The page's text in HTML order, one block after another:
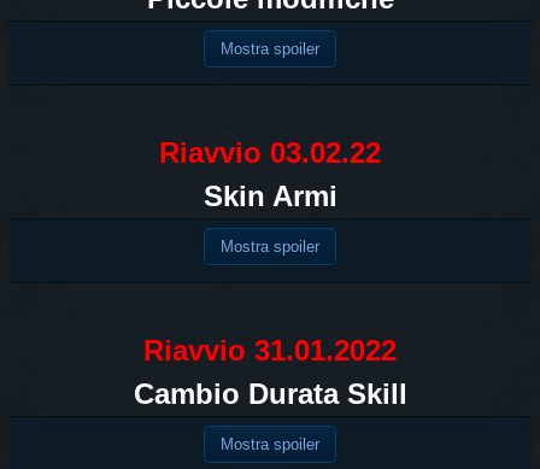
Mostra spoiler
Riavvio 03.02.22
Skin Armi
Mostra spoiler
Riavvio 31.01.2022
Cambio Durata Skill
Mostra spoiler